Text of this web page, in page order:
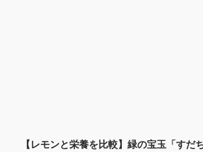
【レモンと栄養を比較】緑の宝玉「すだ